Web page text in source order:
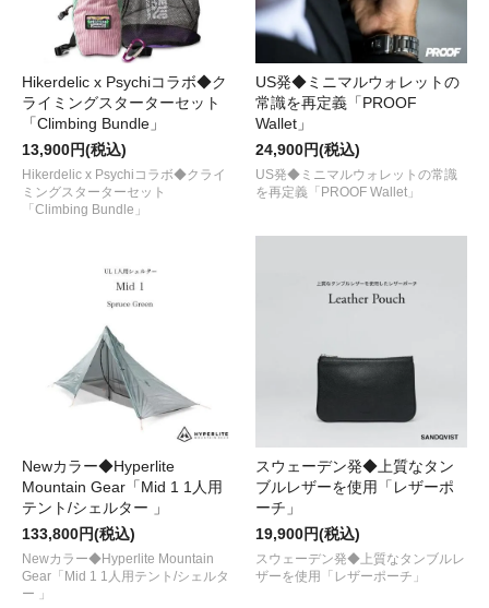
Hikerdelic x Psychiコラボ◆ク
ライミングスターターセット
「Climbing Bundle」
13,900円(税込)
Hikerdelic x Psychiコラボ◆クライ
ミングスターターセット
「Climbing Bundle」
US発◆ミニマルウォレットの
常識を再定義「PROOF
Wallet」
24,900円(税込)
US発◆ミニマルウォレットの常識
を再定義「PROOF Wallet」
Newカラー◆Hyperlite
Mountain Gear「Mid 1 1人用
テント/シェルター 」
133,800円(税込)
Newカラー◆Hyperlite Mountain
Gear「Mid 1 1人用テント/シェルタ
ー 」
スウェーデン発◆上質なタン
ブルレザーを使用「レザーポ
ーチ」
19,900円(税込)
スウェーデン発◆上質なタンブルレ
ザーを使用「レザーポーチ」